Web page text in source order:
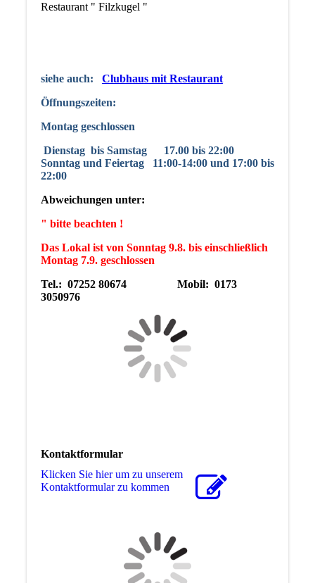
Restaurant " Filzkugel "
siehe auch: Clubhaus mit Restaurant
Öffnungszeiten:
Montag geschlossen
Dienstagbis Samstag 17.00 bis 22:00
Sonntag und Feiertag 11:00-14:00 und 17:00 bis
22:00
Abweichungen unter:
" bitte beachten !
Das Lokal ist von Sonntag 9.8. bis einschließlich
Montag 7.9. geschlossen
Tel.: 07252 80674 Mobil: 0173
3050976
Kontaktformular
Klicken Sie hier um zu unserem
Kon­takt­for­mu­lar zu kommen